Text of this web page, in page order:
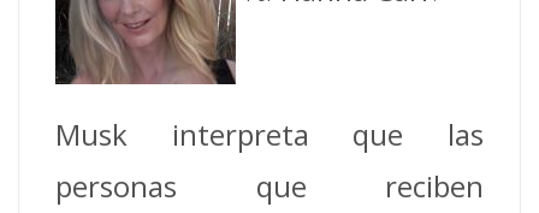
Musk interpreta que las
personas que reciben